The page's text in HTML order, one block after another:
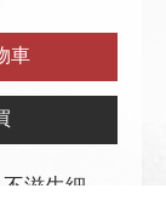
車
滋生細